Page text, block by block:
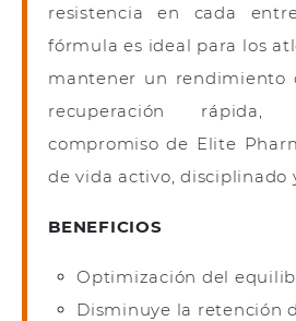
resistencia en cada
fórmula es ideal para los
mantener un rendimiento
recuperación rápida,
compromiso de Elite
de vida activo, disciplinado
BENEFICIOS
Optimización del
Disminuye la retención